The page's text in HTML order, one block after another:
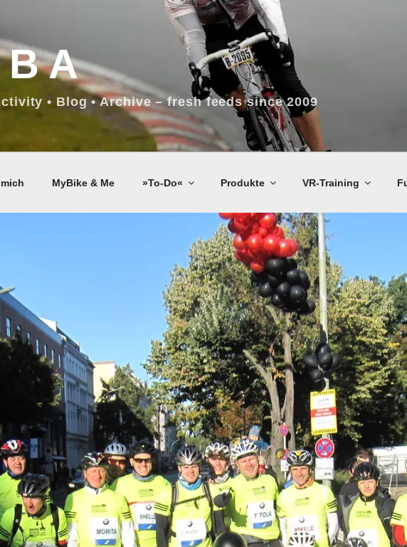
• Blog • Archive – fresh feeds since 2009
MyBike & Me »To-Do« Produkte VR-Training